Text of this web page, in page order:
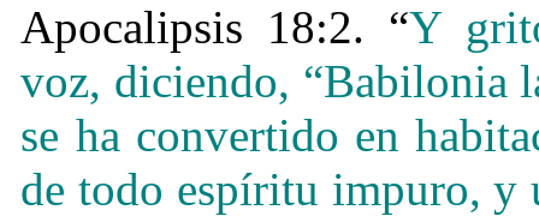
Apocalipsis 18:2. “Y
voz, diciendo, “Babilonia
se ha convertido en
de todo espíritu impuro, y